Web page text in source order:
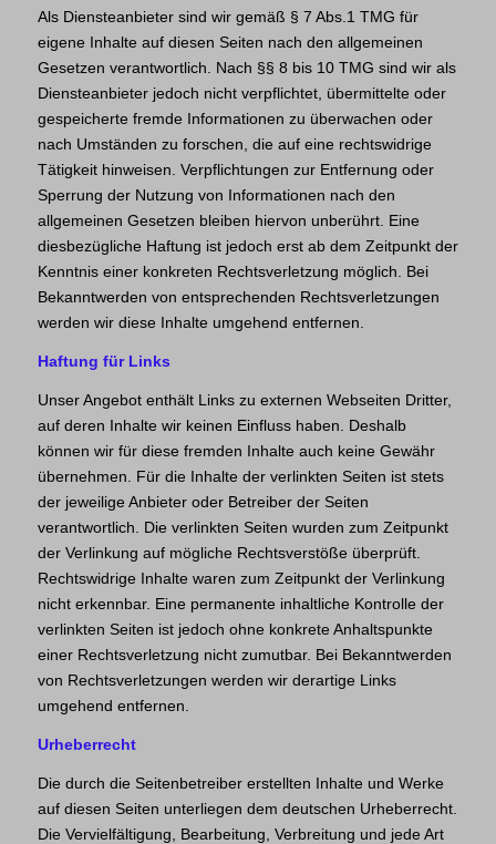
Als Diensteanbieter sind wir gemäß § 7 Abs.1 TMG für
eigene Inhalte auf diesen Seiten nach den allgemeinen
Gesetzen verantwortlich. Nach §§ 8 bis 10 TMG sind wir als
Diensteanbieter jedoch nicht verpflichtet, übermittelte oder
gespeicherte fremde Informationen zu überwachen oder
nach Umständen zu forschen, die auf eine rechtswidrige
Tätigkeit hinweisen. Verpflichtungen zur Entfernung oder
Sperrung der Nutzung von Informationen nach den
allgemeinen Gesetzen bleiben hiervon unberührt. Eine
diesbezügliche Haftung ist jedoch erst ab dem Zeitpunkt der
Kenntnis einer konkreten Rechtsverletzung möglich. Bei
Bekanntwerden von entsprechenden Rechtsverletzungen
werden wir diese Inhalte umgehend entfernen.
Haftung für Links
Unser Angebot enthält Links zu externen Webseiten Dritter,
auf deren Inhalte wir keinen Einfluss haben. Deshalb
können wir für diese fremden Inhalte auch keine Gewähr
übernehmen. Für die Inhalte der verlinkten Seiten ist stets
der jeweilige Anbieter oder Betreiber der Seiten
verantwortlich. Die verlinkten Seiten wurden zum Zeitpunkt
der Verlinkung auf mögliche Rechtsverstöße überprüft.
Rechtswidrige Inhalte waren zum Zeitpunkt der Verlinkung
nicht erkennbar. Eine permanente inhaltliche Kontrolle der
verlinkten Seiten ist jedoch ohne konkrete Anhaltspunkte
einer Rechtsverletzung nicht zumutbar. Bei Bekanntwerden
von Rechtsverletzungen werden wir derartige Links
umgehend entfernen.
Urheberrecht
Die durch die Seitenbetreiber erstellten Inhalte und Werke
auf diesen Seiten unterliegen dem deutschen Urheberrecht.
Die Vervielfältigung, Bearbeitung, Verbreitung und jede Art